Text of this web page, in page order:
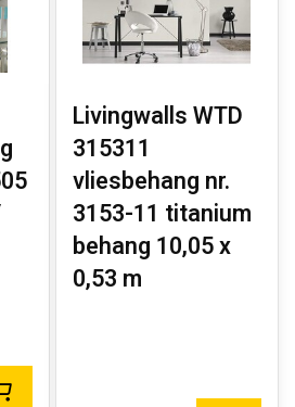
Livingwalls WTD
315311
vliesbehang nr.
3153-11 titanium
behang 10,05 x
0,53 m